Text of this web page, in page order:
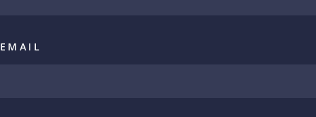
EMAIL